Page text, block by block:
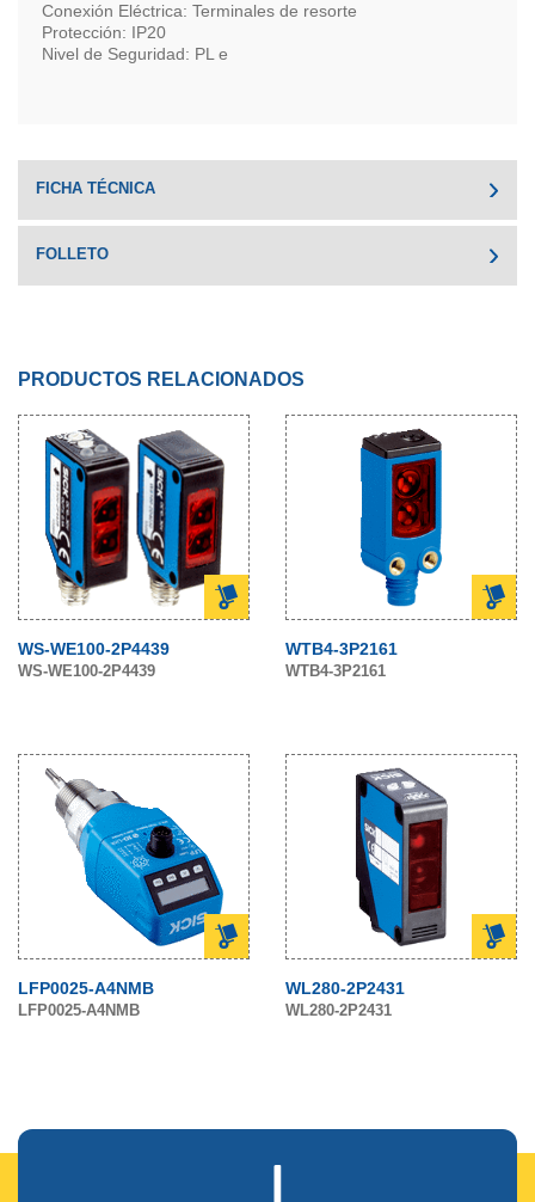
Conexión Eléctrica: Terminales de resorte
Protección: IP20
Nivel de Seguridad: PL e
FICHA TÉCNICA
FOLLETO
PRODUCTOS RELACIONADOS
WS-WE100-2P4439
WS-WE100-2P4439
WTB4-3P2161
WTB4-3P2161
LFP0025-A4NMB
LFP0025-A4NMB
WL280-2P2431
WL280-2P2431